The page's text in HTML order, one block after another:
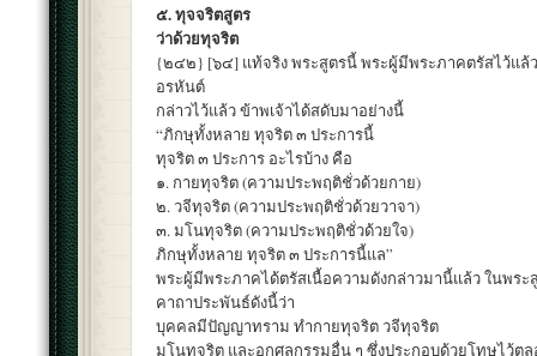
๕. ทุจจริตสูตร
ว่าด้วยทุจริต
{๒๔๒} [๖๔] แท้จริง พระสูตรนี้ พระผู้มีพระภาคตรัสไว้แล้
อรหันต์
กล่าวไว้แล้ว ข้าพเจ้าได้สดับมาอย่างนี้
“ภิกษุทั้งหลาย ทุจริต ๓ ประการนี้
ทุจริต ๓ ประการ อะไรบ้าง คือ
๑. กายทุจริต (ความประพฤติชั่วด้วยกาย)
๒. วจีทุจริต (ความประพฤติชั่วด้วยวาจา)
๓. มโนทุจริต (ความประพฤติชั่วด้วยใจ)
ภิกษุทั้งหลาย ทุจริต ๓ ประการนี้แล”
พระผู้มีพระภาคได้ตรัสเนื้อความดังกล่าวมานี้แล้ว ในพระ
คาถาประพันธ์ดังนี้ว่า
บุคคลมีปัญญาทราม ทำกายทุจริต วจีทุจริต
มโนทุจริต และอกุศลกรรมอื่น ๆ ซึ่งประกอบด้วยโทษไว้ต